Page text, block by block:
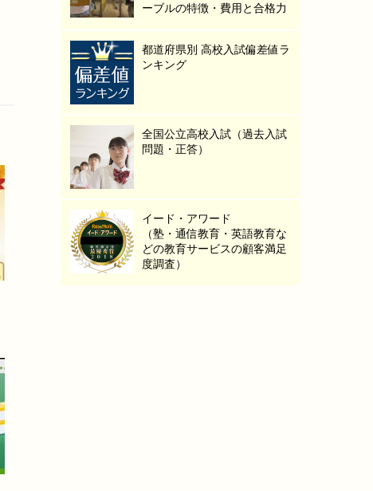
ーブルの特徴・費用と合格力
都道府県別 高校入試偏差値ラ
ンキング
全国公立高校入試（過去入試
問題・正答）
イード・アワード
（塾・通信教育・英語教育な
どの教育サービスの顧客満足
度調査）